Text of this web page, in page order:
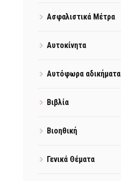
Ασφαλιστικά Μέτρα
Αυτοκίνητα
Αυτόφωρα αδικήματα
Βιβλία
Βιοηθική
Γενικά Θέματα